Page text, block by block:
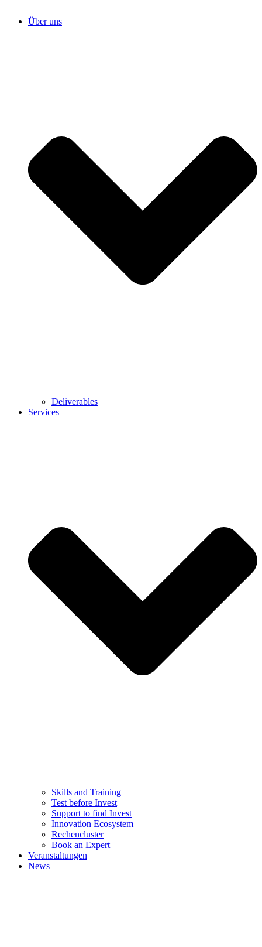
Über uns
Deliverables
Services
Skills and Training
Test before Invest
Support to find Invest
Innovation Ecosystem
Rechencluster​
Book an Expert
Veranstaltungen
News